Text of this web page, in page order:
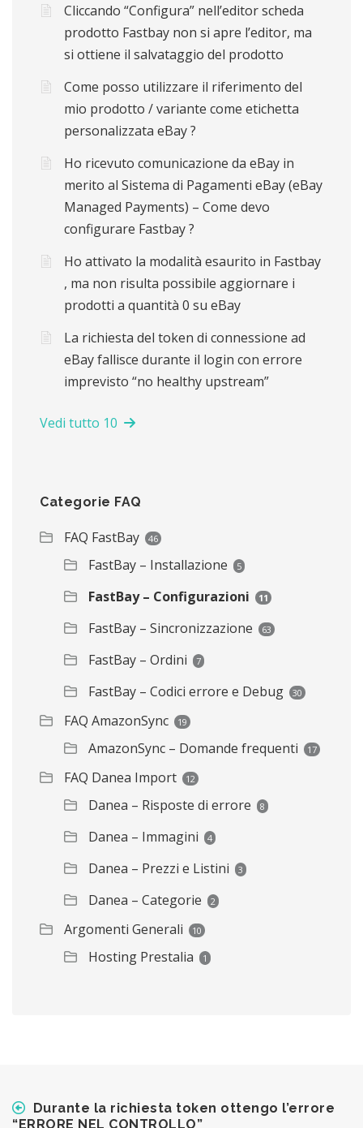
Cliccando “Configura” nell’editor scheda
prodotto Fastbay non si apre l’editor, ma
si ottiene il salvataggio del prodotto
Come posso utilizzare il riferimento del
mio prodotto / variante come etichetta
personalizzata eBay ?
Ho ricevuto comunicazione da eBay in
merito al Sistema di Pagamenti eBay (eBay
Managed Payments) – Come devo
configurare Fastbay ?
Ho attivato la modalità esaurito in Fastbay
, ma non risulta possibile aggiornare i
prodotti a quantità 0 su eBay
La richiesta del token di connessione ad
eBay fallisce durante il login con errore
imprevisto “no healthy upstream”
Vedi tutto 10
Categorie FAQ
FAQ FastBay 46
FastBay – Installazione 5
FastBay – Configurazioni 11
FastBay – Sincronizzazione 63
FastBay – Ordini 7
FastBay – Codici errore e Debug 30
FAQ AmazonSync 19
AmazonSync – Domande frequenti 17
FAQ Danea Import 12
Danea – Risposte di errore 8
Danea – Immagini 4
Danea – Prezzi e Listini 3
Danea – Categorie 2
Argomenti Generali 10
Hosting Prestalia 1
Durante la richiesta token ottengo l’errore
“ERRORE NEL CONTROLLO”